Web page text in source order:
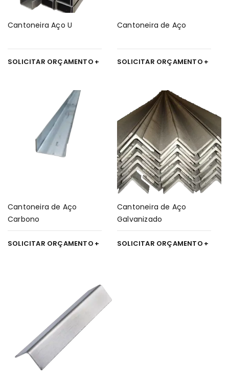
Cantoneira Aço U
SOLICITAR ORÇAMENTO
Cantoneira de Aço
SOLICITAR ORÇAMENTO
Cantoneira de Aço
Carbono
SOLICITAR ORÇAMENTO
Cantoneira de Aço
Galvanizado
SOLICITAR ORÇAMENTO